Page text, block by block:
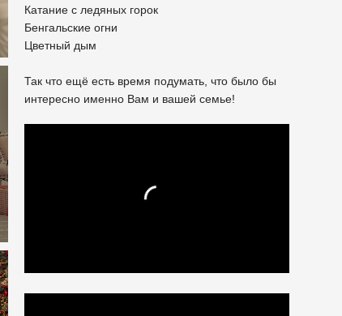
Катание с ледяных горок
Бенгальские огни
Цветный дым
Так что ещё есть время подумать, что было бы
интересно именно Вам и вашей семье!